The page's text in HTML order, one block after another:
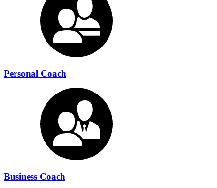
Personal Coach
Business Coach